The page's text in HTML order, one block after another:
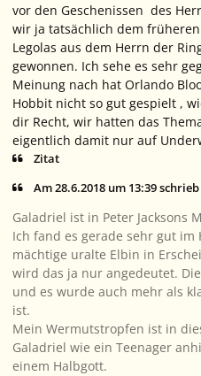
vor den Geschenissen des
wir ja tatsächlich dem
Legolas aus dem Herrn der
gewonnen. Ich sehe es sehr
Meinung nach hat Orlando
Hobbit nicht so gut gespielt ,
dir Recht, wir hatten das
eigentlich damit nur auf
Zitat
Am 28.6.2018 um 13:39
Galadriel ist in Peter Jacksons
Ich fand es gerade sehr gut im
mächtige uralte Elbin in
wird das ja nur angedeutet.
und es wurde auch mehr als
ist.
Mein Wermutstropfen ist in
Galadriel wie ein Teenager
einem Halbgott.